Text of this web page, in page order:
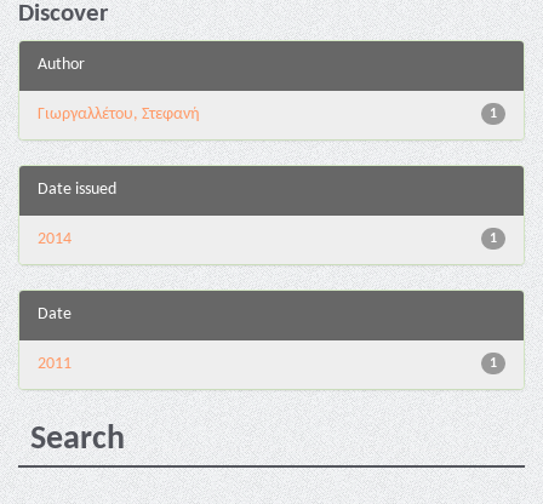
Discover
Author
1
Γιωργαλλέτου, Στεφανή
Date issued
1
2014
Date
1
2011
Search